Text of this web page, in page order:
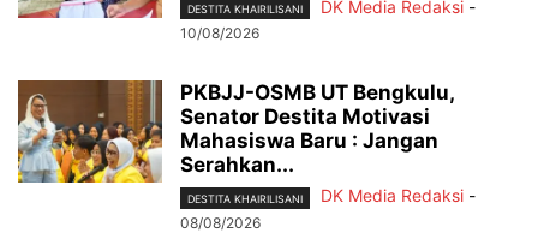
DESTITA KHAIRILISANI DK Media Redaksi -
10/08/2026
PKBJJ-OSMB UT Bengkulu,
Senator Destita Motivasi
Mahasiswa Baru : Jangan
Serahkan...
DESTITA KHAIRILISANI DK Media Redaksi -
08/08/2026